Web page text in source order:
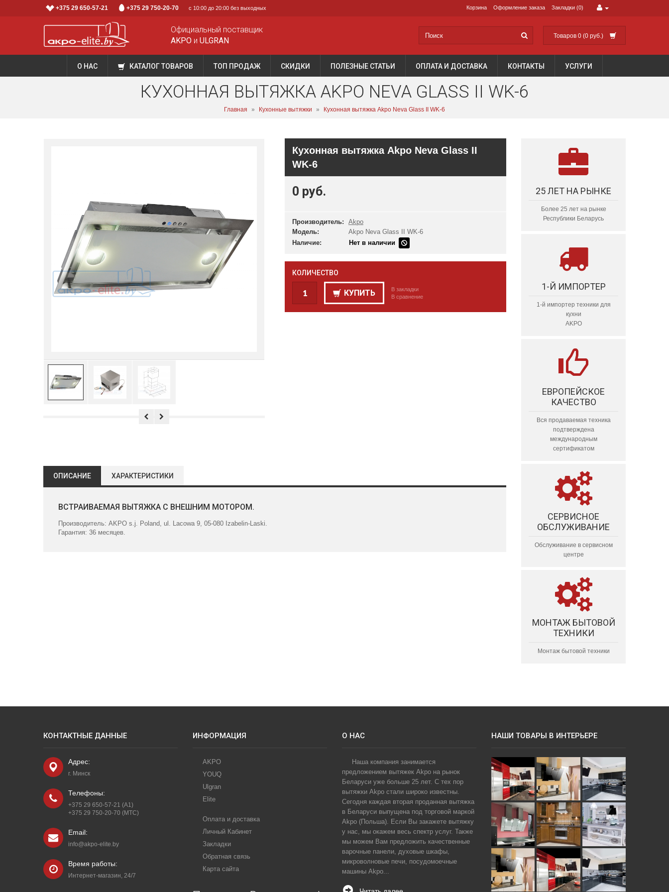
+375 29 650-57-21 +375 29 750-20-70 с 10:00 до 20:00 без выходных Корзина Оформление заказа Закладки (0)
Официальный поставщик
AKPO и ULGRAN
Товаров 0 (0 руб.)
О НАС КАТАЛОГ ТОВАРОВ ТОП ПРОДАЖ СКИДКИ ПОЛЕЗНЫЕ СТАТЬИ ОПЛАТА И ДОСТАВКА КОНТАКТЫ УСЛУГИ
КУХОННАЯ ВЫТЯЖКА AKPO NEVA GLASS II WK-6
Главная » Кухонные вытяжки » Кухонная вытяжка Akpo Neva Glass II WK-6
Кухонная вытяжка Akpo Neva Glass II
WK-6
0 руб.
Производитель:
Akpo
Модель:
Akpo Neva Glass II WK-6
Наличие:
Нет в наличии
КОЛИЧЕСТВО
КУПИТЬ
В закладки
В сравнение
ОПИСАНИЕ ХАРАКТЕРИСТИКИ
ВСТРАИВАЕМАЯ ВЫТЯЖКА С ВНЕШНИМ МОТОРОМ.
Производитель: AKPO s.j. Poland, ul. Lacowa 9, 05-080 Izabelin-Laski.
Гарантия: 36 месяцев.
25 ЛЕТ НА РЫНКЕ
Более 25 лет на рынке
Республики Беларусь
1-Й ИМПОРТЕР
1-й импортер техники для
кухни
AKPO
ЕВРОПЕЙСКОЕ
КАЧЕСТВО
Вся продаваемая техника
подтверждена
международным
сертификатом
СЕРВИСНОЕ
ОБСЛУЖИВАНИЕ
Обслуживание в сервисном
центре
МОНТАЖ БЫТОВОЙ
ТЕХНИКИ
Монтаж бытовой техники
КОНТАКТНЫЕ ДАННЫЕ
Адрес:
г. Минск
Телефоны:
+375 29 650-57-21 (A1)
+375 29 750-20-70 (МТС)
Email:
info@akpo-elite.by
Время работы:
Интернет-магазин, 24/7
ИНФОРМАЦИЯ
AKPO
YOUQ
Ulgran
Elite
Оплата и доставка
Личный Кабинет
Закладки
Обратная связь
Карта сайта
О НАС
Наша компания занимается
предложением вытяжек Akpo на рынок
Беларуси уже больше 25 лет. С тех пор
вытяжки Akpo стали широко известны.
Сегодня каждая вторая проданная вытяжка
в Беларуси выпущена под торговой маркой
Akpo (Польша). Если Вы закажете вытяжку
у нас, мы окажем весь спектр услуг. Также
мы можем Вам предложить качественные
варочные панели, духовые шкафы,
микроволновые печи, посудомоечные
машины Akpo...
НАШИ ТОВАРЫ В ИНТЕРЬЕРЕ